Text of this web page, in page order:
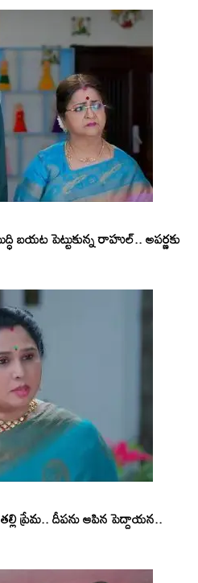
బయట పెట్టుకున్న రాహుల్.. అపర్ణకు
ప్రేమ.. దీపను ఆపిన పెద్దాయన..